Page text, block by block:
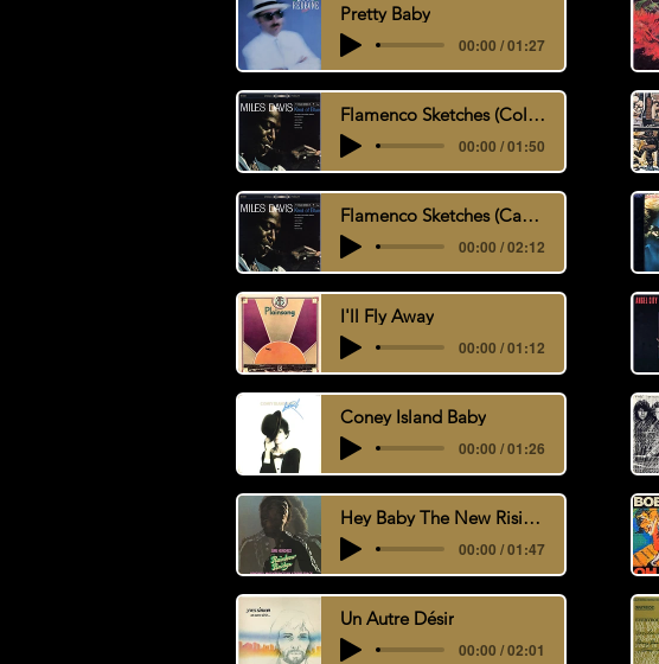
Pretty Baby
00:00 / 01:27
Flamenco Sketches (Coltrane)
00:00 / 01:50
Flamenco Sketches (Cannonball)
00:00 / 02:12
I'll Fly Away
00:00 / 01:12
Coney Island Baby
00:00 / 01:26
Hey Baby The New Rising Sun
00:00 / 01:47
Un Autre Désir
00:00 / 02:01